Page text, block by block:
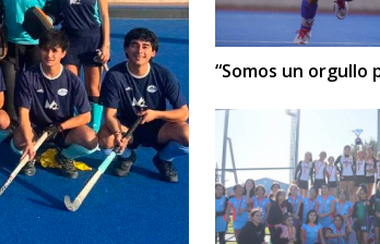
“Somos un orgullo